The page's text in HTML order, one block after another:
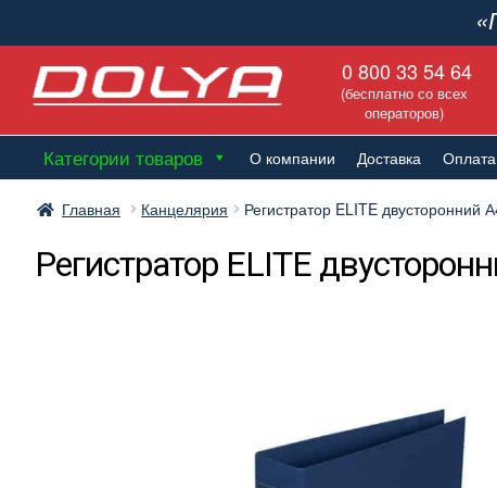
к
навигации
к
содержимому
0 800 33 54 64
(бесплатно со всех
операторов)
Категории товаров О компании Доставка Оплата
Главная Канцелярия Регистратор ELITE
Регистратор ELITE